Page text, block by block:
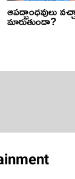
ఆపద్భాంధవులు
మారుతుందా?